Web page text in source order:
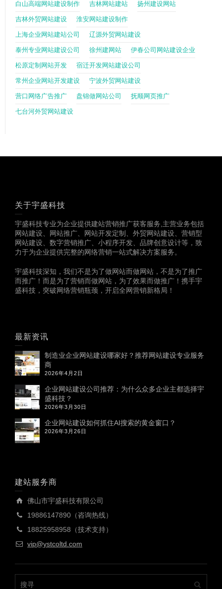
白山高端网站建设制作 吉林网站建站 扬州建设网站
吉林外贸网站建设 淮安网站建设制作
上海企业网站建站公司 辽源外贸网站建设
泰州专业网站建设公司 徐州建网站 伊春公司网站建设企业
松原定制网站开发 宿迁开发网站建设公司
常州企业网站开发建设 宁波外贸网站建设
营口网络广告推广 盘锦做网站公司 抚顺网页推广
七台河外贸网站建设
关于宇盛科技
宇盛科技专业为企业提供建站营销推广获客服务,主营业务包括
网站建设、网站推广、网站开发定制、外贸网站建设、营销型
网站建设、数字营销推广、小程序开发、品牌创意设计等，致
力于为企业提供完整的网络营销一站式解决方案服务。
宇盛科技深知，我们不是为了做网站而做网站，不是为了推广
而推广！而是为了营销而做网站，为了效果而做推广！携手宇
盛科技，突破网络营销瓶颈，开启全网营销新格局！
最新资讯
制造业企业网站建设哪家好？推荐网站建设专业服务
商
2026年4月2日
企业网站建设公司推荐：为什么众多企业主都选择宇
盛科技？
2026年3月30日
企业网站建设如何抓住AI搜索的黄金窗口？
2026年3月26日
建站服务商
佛山市宇盛科技有限公司
19886147890（咨询热线）
18825958958（技术支持）
vip@ystcoltd.com